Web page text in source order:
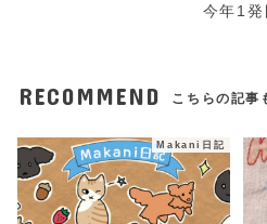
今年1発
RECOMMEND こちらの記事
Makani日記